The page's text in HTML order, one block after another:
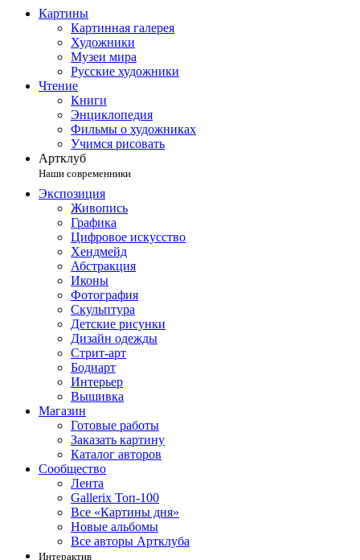
Картины
Картинная галерея
Художники
Музеи мира
Русские художники
Чтение
Книги
Энциклопедия
Фильмы о художниках
Учимся рисовать
Артклуб
Наши современники
Экспозиция
Живопись
Графика
Цифровое искусство
Хендмейд
Абстракция
Иконы
Фотография
Скульптура
Детские рисунки
Дизайн одежды
Стрит-арт
Бодиарт
Интерьер
Вышивка
Магазин
Готовые работы
Заказать картину
Каталог авторов
Сообщество
Лента
Gallerix Топ-100
Все «Картины дня»
Новые альбомы
Все авторы Артклуба
Интерактив